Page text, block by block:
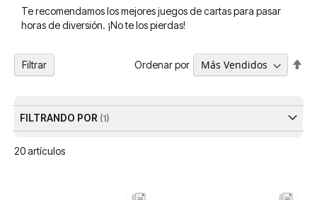
Te recomendamos los mejores juegos de cartas para pasar
horas de diversión. ¡No te los pierdas!
20artículos
Ordenar por
Filtrar
FILTRANDO POR